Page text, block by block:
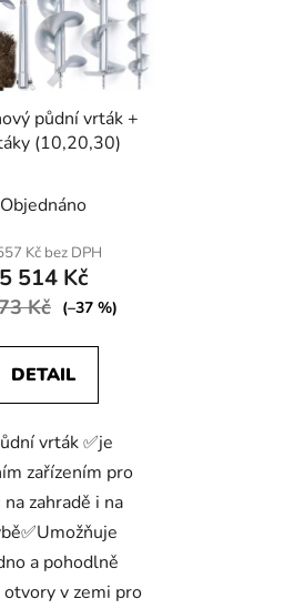
půdní vrták +
(10,20,30)
hodnocení
produktu
je
4,2
5
Objednáno
Kč bez DPH
5 514 Kč
Kč (–37 %)
DETAIL
vrták ✅je
zařízením pro
na zahradě i na
a pohodlně
v zemi pro